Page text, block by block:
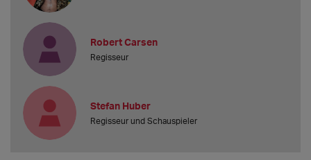
Robert Carsen
Regisseur
Stefan Huber
Regisseur und Schauspieler